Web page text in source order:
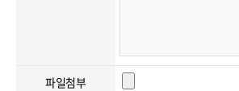
파일첨부